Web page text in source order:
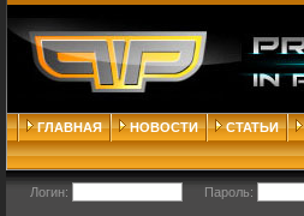
ГЛАВНАЯ НОВОСТИ СТАТЬИ
Логин: Пароль: